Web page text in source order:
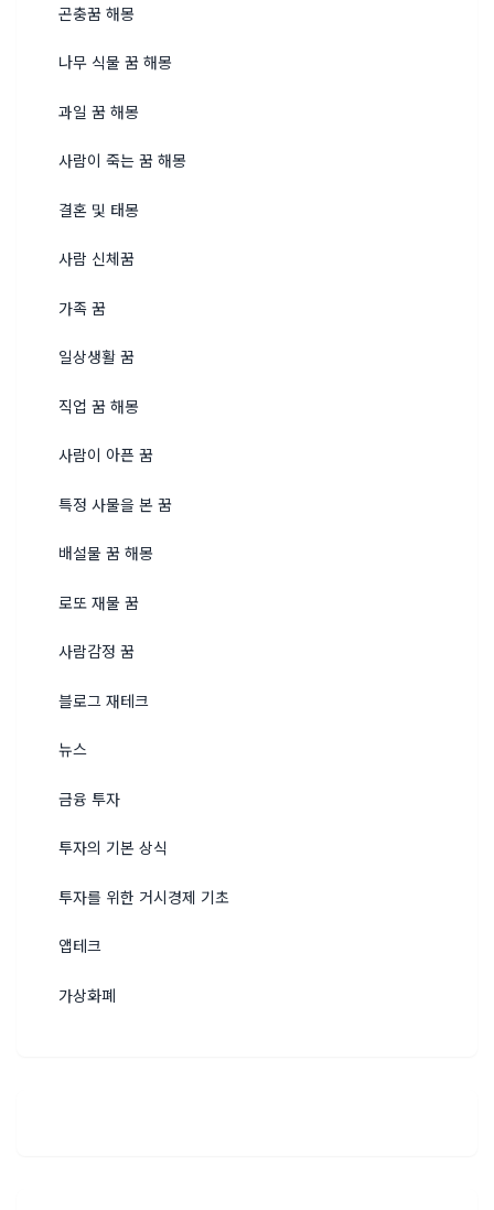
곤충꿈 해몽
나무 식물 꿈 해몽
과일 꿈 해몽
사람이 죽는 꿈 해몽
결혼 및 태몽
사람 신체꿈
가족 꿈
일상생활 꿈
직업 꿈 해몽
사람이 아픈 꿈
특정 사물을 본 꿈
배설물 꿈 해몽
로또 재물 꿈
사람감정 꿈
블로그 재테크
뉴스
금융 투자
투자의 기본 상식
투자를 위한 거시경제 기초
앱테크
가상화폐